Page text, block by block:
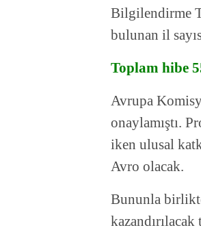
Bilgilendirme
bulunan il
Toplam hibe
Avrupa
onaylamıştı.
iken ulusal
Avro olacak.
Bununla